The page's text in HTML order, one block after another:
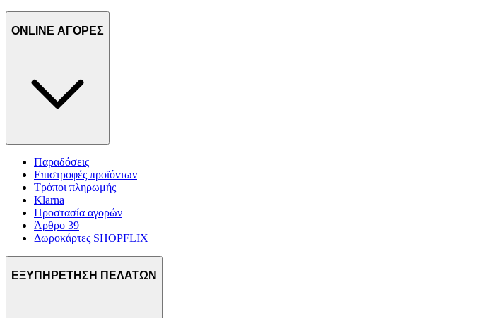
ONLINE ΑΓΟΡΕΣ
Παραδόσεις
Επιστροφές προϊόντων
Τρόποι πληρωμής
Klarna
Προστασία αγορών
Άρθρο 39
Δωροκάρτες SHOPFLIX
ΕΞΥΠΗΡΕΤΗΣΗ ΠΕΛΑΤΩΝ